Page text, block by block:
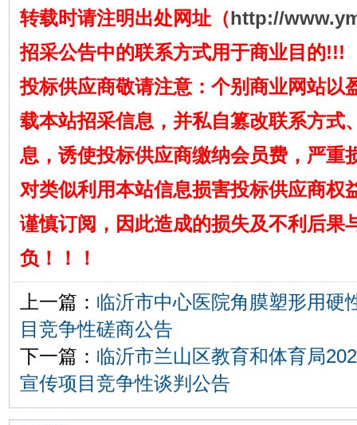
转载时请注明出处网址（http://
招采公告中的联系方式用于商业目的!!!
投标供应商敬请注意：个别商业网站以
载本站招采信息，并私自篡改联系方式
息，诱使投标供应商缴纳会员费，严重
对类似利用本站信息损害投标供应商权
谨慎订阅，因此造成的损失及不利后果
负！！！
上一篇： 临沂市中心医院角膜塑形用硬
目竞争性磋商公告
下一篇： 临沂市兰山区教育和体育局
宣传项目竞争性谈判公告